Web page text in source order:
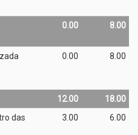
0.00 8.00
0.00 8.00
12.00
18.00
das
3.00 6.00